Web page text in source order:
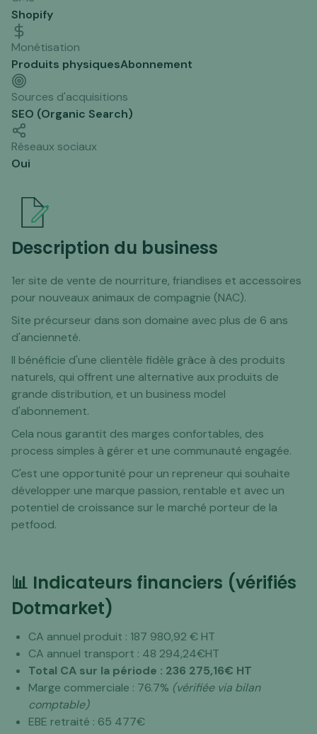
Shopify
Monétisation
Produits physiquesAbonnement
Sources d'acquisitions
SEO (Organic Search)
Réseaux sociaux
Oui
Description du business
1er site de vente de nourriture, friandises et accessoires
pour nouveaux animaux de compagnie (NAC).
Site précurseur dans son domaine avec plus de 6 ans
d'ancienneté.
Il bénéficie d'une clientèle fidèle grâce à des produits
naturels, qui offrent une alternative aux produits de
grande distribution, et un business model
d'abonnement.
Cela nous garantit des marges confortables, des
process simples à gérer et une communauté engagée.
C'est une opportunité pour un repreneur qui souhaite
développer une marque passion, rentable et avec un
potentiel de croissance sur le marché porteur de la
petfood.
📊 Indicateurs financiers (vérifiés
Dotmarket)
CA annuel produit : 187 980,92 € HT
CA annuel transport : 48 294,24€HT
Total CA sur la période : 236 275,16€ HT
Marge commerciale : 76.7% (vérifiée via bilan
comptable)
EBE retraité : 65 477€